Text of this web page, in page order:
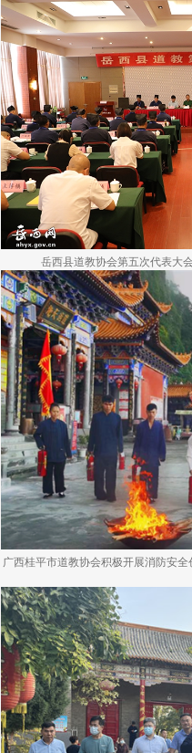
岳西县道教协会第五次代表大
广西桂平市道教协会积极开展消防安